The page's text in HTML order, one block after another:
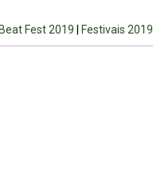
Beat Fest 2019 Festivais 2019